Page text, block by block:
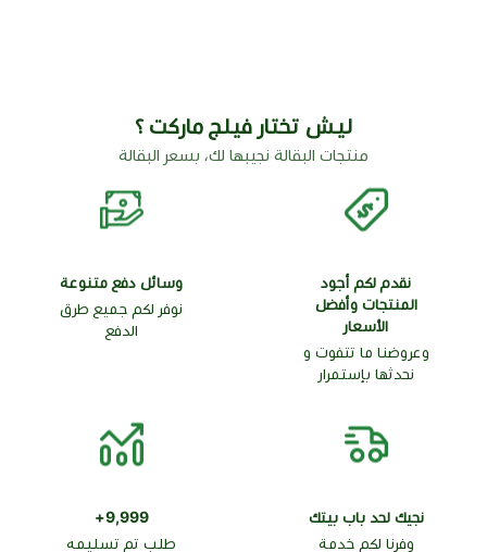
ليش تختار فيلج ماركت ؟
منتجات البقالة نجيبها لك، بسعر البقالة
نقدم لكم أجود
المنتجات وأفضل
الأسعار
وعروضنا ما تتفوت و
نحدثها بإستمرار
وسائل دفع متنوعة
نوفر لكم جميع طرق
الدفع
نجيك لحد باب بيتك
وفرنا لكم خدمة
9,999+
طلب تم تسليمه